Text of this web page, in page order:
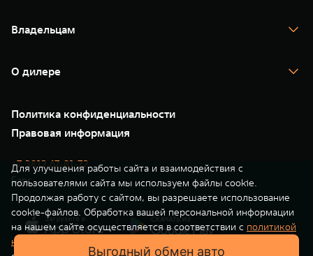
Тест-драйв
TANK Финансы
Корпоративным клиентам
Зарядные станции
Владельцам
Помощь на дороге
Новые цифровые сервисы TANK
Сервис
Нулевое ТО
Моторные масла
О дилере
35 лет GWM
GWM ТЕХ ДЕНЬ
Новости
Политика конфиденциальности
Правовая информация
+7 3812 67-81-72
Барс
Для улучшения работы сайта и взаимодействия с
пользователями сайта мы используем файлы cookie.
Продолжая работу с сайтом, вы разрешаете использование
cookie-файлов. Обработка вашей персональной информации
на нашем сайте осуществляется в соответствии с политикой
конфиденциальности